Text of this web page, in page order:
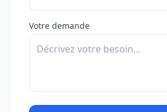
Votre demande